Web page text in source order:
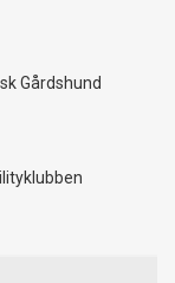
Gårdshund